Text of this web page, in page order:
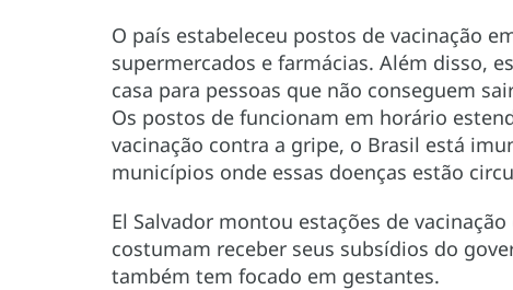
O país estabeleceu postos de vacinação
supermercados e farmácias. Além disso,
casa para pessoas que não conseguem
Os postos de funcionam em horário
vacinação contra a gripe, o Brasil está
municípios onde essas doenças estão
El Salvador montou estações de
costumam receber seus subsídios do
também tem focado em gestantes.